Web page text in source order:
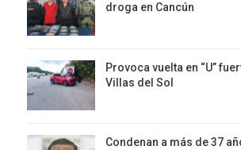
droga en Cancún
Provoca vuelta en “U”
Villas del Sol
Condenan a más de 37